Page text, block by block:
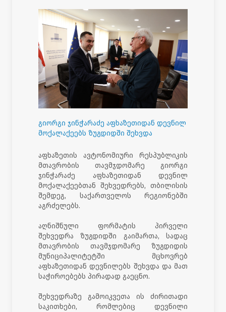
გიორგი ჯინჭარაძე აფხაზეთიდან დევნილ
მოქალაქეებს ზუგდიდში შეხვდა
აფხაზეთის ავტონომიური რესპუბლიკის
მთავრობის თავმჯდომარე გიორგი
ჯინჭარაძე აფხაზეთიდან დევნილ
მოქალაქეებთან შეხვედრებს, თბილისის
შემდეგ, საქართველოს რეგიონებში
აგრძელებს.
აღნიშნული ფორმატის პირველი
შეხვედრა ზუგდიდში გაიმართა, სადაც
მთავრობის თავმჯდომარე ზუგდიდის
მუნიციპალიტეტში მცხოვრებ
აფხაზეთიდან დევნილებს შეხვდა და მათ
საჭიროებებს პირადად გაეცნო.
შეხვედრაზე გამოიკვეთა ის ძირითადი
საკითხები, რომლებიც დევნილი